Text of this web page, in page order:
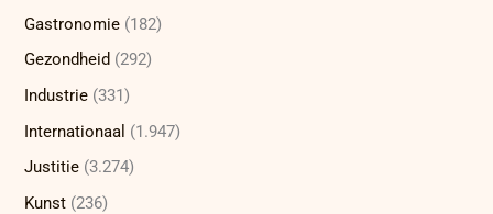
Gastronomie (182)
Gezondheid (292)
Industrie (331)
Internationaal (1.947)
Justitie (3.274)
Kunst (236)